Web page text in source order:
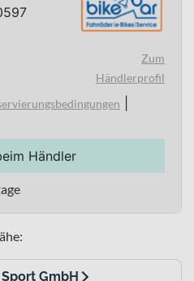
Zum
Händlerprofil
Händler
GmbH